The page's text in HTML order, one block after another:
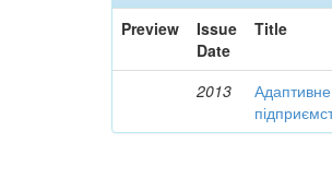
Preview
Issue
Date
Title
2013
Адаптивне